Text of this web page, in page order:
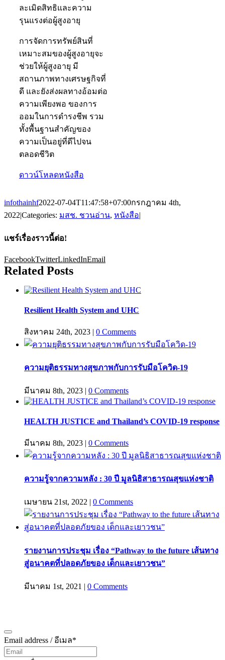
ละเมิดสิทธิและความ
รุนแรงต่อผู้สูงอายุ
การจัดการทรัพย์สินที่
เหมาะสมของผู้สูงอายุจะ
ช่วยให้ผู้สูงอายุ มี
สถานภาพทางเศรษฐกิจที่
ดี และยังส่งผลทางอ้อมต่อ
ความเพียงพอ ของการ
ออมในการดำรงชีพ รวม
ทั้งพื้นฐานสำคัญของ
ความเป็นอยู่ที่ดีไปจน
ตลอดชีวิต
ดาวน์โหลดหนังสือ
infothainhf2022-07-04T11:47:58+07:00กรกฎาคม 4th,
2022|Categories: มสช. ชวนอ่าน, หนังสือ|
แชร์เรื่องราวนี้ต่อ!
FacebookTwitterLinkedInEmail
Related Posts
Resilient Health System and UHC
สิงหาคม 24th, 2023 | 0 Comments
ความยุติธรรมทางสุขภาพกับการรับมือโควิด-19
มีนาคม 8th, 2023 | 0 Comments
HEALTH JUSTICE and Thailand’s COVID-19 response
มีนาคม 8th, 2023 | 0 Comments
ความรู้จากความหลัง : 30 ปี มูลนิธิสาธารณสุขแห่งชาติ
เมษายน 21st, 2022 | 0 Comments
รายงานการประชุม เรื่อง “Pathway to the future เส้นทาง
สู่อนาคตที่ปลอดภัยของ เด็กและเยาวชน”
มีนาคม 1st, 2021 | 0 Comments
Email address / อีเมล*